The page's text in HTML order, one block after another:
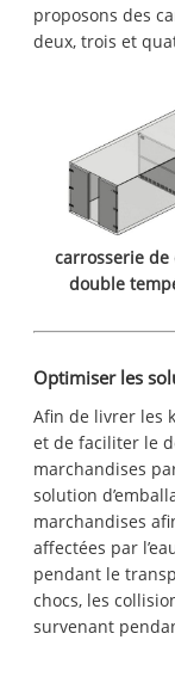
proposons des
deux, trois et
carrosserie de
double
Optimiser les
Afin de livrer les
et de faciliter le
marchandises
solution
marchandises
affectées par
pendant le
chocs, les
survenant